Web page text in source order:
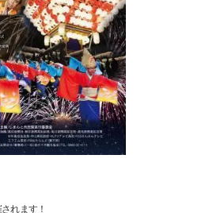
れます！